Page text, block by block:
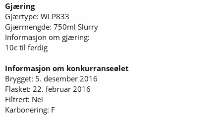
Gjæring
Gjærtype: WLP833
Gjærmengde: 750ml Slurry
Informasjon om gjæring:
10c til ferdig
Informasjon om konkurranseølet
Brygget: 5. desember 2016
Flasket: 22. februar 2016
Filtrert: Nei
Karbonering: F